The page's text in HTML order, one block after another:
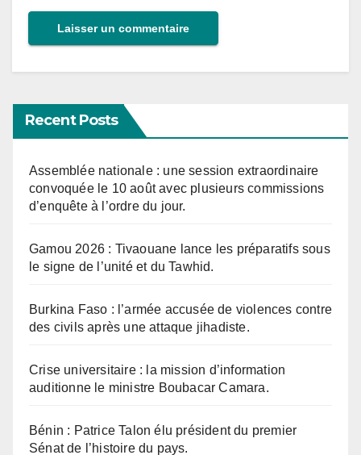
Recent Posts
Assemblée nationale : une session extraordinaire
convoquée le 10 août avec plusieurs commissions
d’enquête à l’ordre du jour.
Gamou 2026 : Tivaouane lance les préparatifs sous
le signe de l’unité et du Tawhid.
Burkina Faso : l’armée accusée de violences contre
des civils après une attaque jihadiste.
Crise universitaire : la mission d’information
auditionne le ministre Boubacar Camara.
Bénin : Patrice Talon élu président du premier
Sénat de l’histoire du pays.